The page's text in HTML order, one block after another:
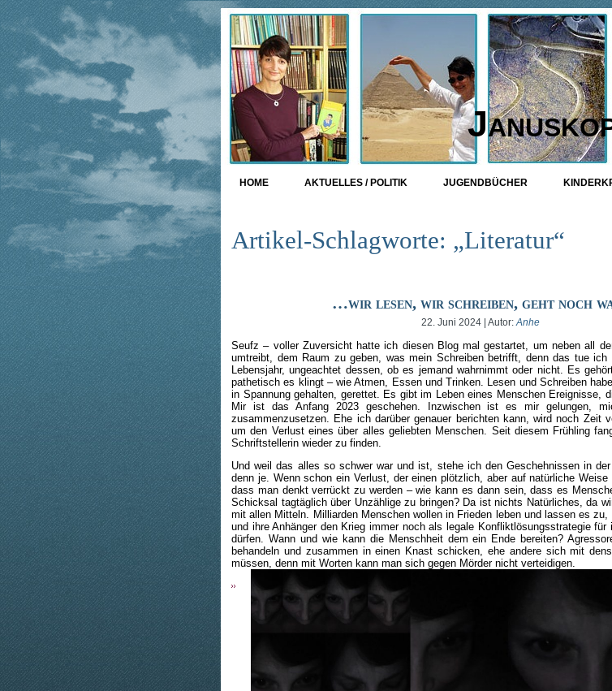
HOME AKTUELLES / POLITIK JUGENDBÜCHER
Artikel-Schlagworte: „Literatur“
…wir lesen, wir schreiben, geht noch
22. Juni 2024 | Autor:Anhe
Seufz – voller Zuversicht hatte ich diesen Blog mal gestartet, um neben all
umtreibt, dem Raum zu geben, was mein Schreiben betrifft, denn das tue ich
Lebensjahr, ungeachtet dessen, ob es jemand wahrnimmt oder nicht. Es
pathetisch es klingt – wie Atmen, Essen und Trinken. Lesen und Schreiben
in Spannung gehalten, gerettet. Es gibt im Leben eines Menschen Ereignisse,
Mir ist das Anfang 2023 geschehen. Inzwischen ist es mir gelungen,
zusammenzusetzen. Ehe ich darüber genauer berichten kann, wird noch Zeit
um den Verlust eines über alles geliebten Menschen. Seit diesem Frühling
Schriftstellerin wieder zu finden.
Und weil das alles so schwer war und ist, stehe ich den Geschehnissen in
denn je. Wenn schon ein Verlust, der einen plötzlich, aber auf natürliche
dass man denkt verrückt zu werden – wie kann es dann sein, dass es
Schicksal tagtäglich über Unzählige zu bringen? Da ist nichts Natürliches, da
mit allen Mitteln. Milliarden Menschen wollen in Frieden leben und lassen es
und ihre Anhänger den Krieg immer noch als legale Konfliktlösungsstrategie für
dürfen. Wann und wie kann die Menschheit dem ein Ende bereiten?
behandeln und zusammen in einen Knast schicken, ehe andere sich mit
müssen, denn mit Worten kann man sich gegen Mörder nicht verteidigen.